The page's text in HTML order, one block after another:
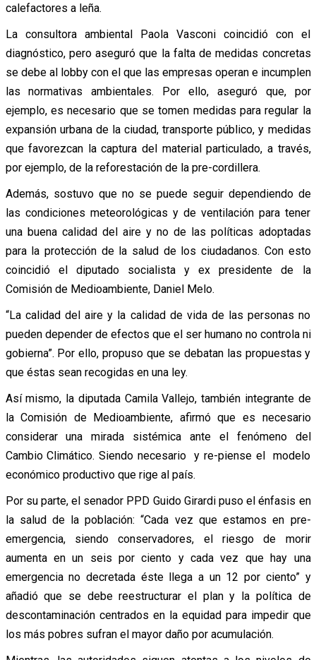
calefactores a leña.
La consultora ambiental Paola Vasconi coincidió con el
diagnóstico, pero aseguró que la falta de medidas concretas
se debe al lobby con el que las empresas operan e incumplen
las normativas ambientales. Por ello, aseguró que, por
ejemplo, es necesario que se tomen medidas para regular la
expansión urbana de la ciudad, transporte público, y medidas
que favorezcan la captura del material particulado, a través,
por ejemplo, de la reforestación de la pre-cordillera.
Además, sostuvo que no se puede seguir dependiendo de
las condiciones meteorológicas y de ventilación para tener
una buena calidad del aire y no de las políticas adoptadas
para la protección de la salud de los ciudadanos. Con esto
coincidió el diputado socialista y ex presidente de la
Comisión de Medioambiente, Daniel Melo.
“La calidad del aire y la calidad de vida de las personas no
pueden depender de efectos que el ser humano no controla ni
gobierna”. Por ello, propuso que se debatan las propuestas y
que éstas sean recogidas en una ley.
Así mismo, la diputada Camila Vallejo, también integrante de
la Comisión de Medioambiente, afirmó que es necesario
considerar una mirada sistémica ante el fenómeno del
Cambio Climático. Siendo necesario y re-piense el modelo
económico productivo que rige al país.
Por su parte, el senador PPD Guido Girardi puso el énfasis en
la salud de la población: “Cada vez que estamos en pre-
emergencia, siendo conservadores, el riesgo de morir
aumenta en un seis por ciento y cada vez que hay una
emergencia no decretada éste llega a un 12 por ciento” y
añadió que se debe reestructurar el plan y la política de
descontaminación centrados en la equidad para impedir que
los más pobres sufran el mayor daño por acumulación.